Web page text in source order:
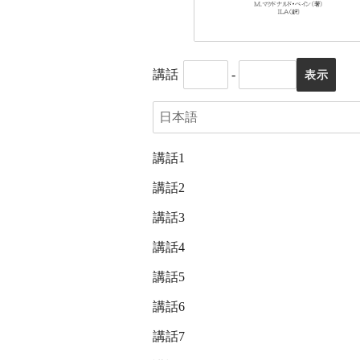
講話 -
講話1
講話2
講話3
講話4
講話5
講話6
講話7